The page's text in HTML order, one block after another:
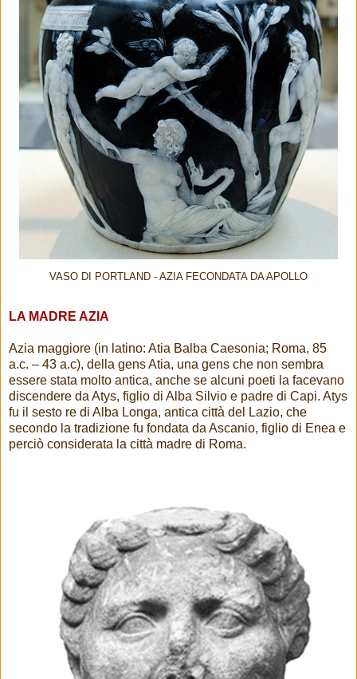
VASO DI PORTLAND - AZIA FECONDATA DA APOLLO
LA MADRE AZIA
Azia maggiore (in latino: Atia Balba Caesonia; Roma, 85
a.c. – 43 a.c), della gens Atia, una gens che non sembra
essere stata molto antica, anche se alcuni poeti la facevano
discendere da Atys, figlio di Alba Silvio e padre di Capi. Atys
fu il sesto re di Alba Longa, antica città del Lazio, che
secondo la tradizione fu fondata da Ascanio, figlio di Enea e
perciò considerata la città madre di Roma.